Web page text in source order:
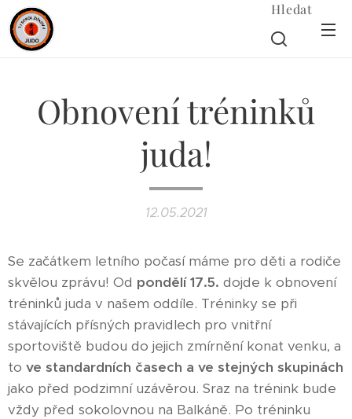
Hledat
Obnovení tréninků
juda!
12.05.2021
Se začátkem letního počasí máme pro děti a rodiče
skvělou zprávu! Od pondělí 17.5. dojde k obnovení
tréninků juda v našem oddíle. Tréninky se při
stávajících přísných pravidlech pro vnitřní
sportoviště budou do jejich zmírnění konat venku, a
to ve standardních časech a ve stejných skupinách
jako před podzimní uzávěrou. Sraz na trénink bude
vždy před sokolovnou na Balkáně. Po tréninku